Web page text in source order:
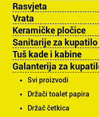
Rasvjeta
Vrata
Keramičke pločice
Sanitarije za kupatilo
Tuš kade i kabine
Galanterija za
Svi proizvodi
Držači toalet papira
Držač četkica